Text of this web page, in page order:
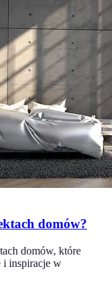
domów?
domów, które
i inspiracje w